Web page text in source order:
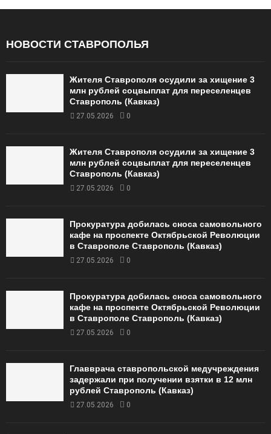
НОВОСТИ СТАВРОПОЛЬЯ
Жителя Ставрополя осудили за хищение 3
млн рублей соцвыплат для переселенцев
Ставрополь (Кавказ)
27.05.2026 0
Жителя Ставрополя осудили за хищение 3
млн рублей соцвыплат для переселенцев
Ставрополь (Кавказ)
27.05.2026 0
Прокуратура добилась сноса самовольного
кафе на проспекте Октябрьской Революции
в Ставрополе Ставрополь (Кавказ)
27.05.2026 0
Прокуратура добилась сноса самовольного
кафе на проспекте Октябрьской Революции
в Ставрополе Ставрополь (Кавказ)
27.05.2026 0
Главврача ставропольской медучреждения
задержали при получении взятки в 12 млн
рублей Ставрополь (Кавказ)
27.05.2026 0